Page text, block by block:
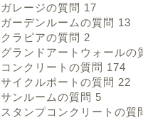
ガレージの質問 17
ガーデンルームの質問 13
クラピアの質問 2
グランドアートウォールの
コンクリートの質問 174
サイクルポートの質問 22
サンルームの質問 5
スタンプコンクリートの質